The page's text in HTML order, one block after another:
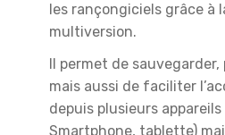
les rançongiciels grâce à
multiversion.
Il permet de
mais aussi de faciliter
depuis plusieurs appareils
Smartphone, tablette)